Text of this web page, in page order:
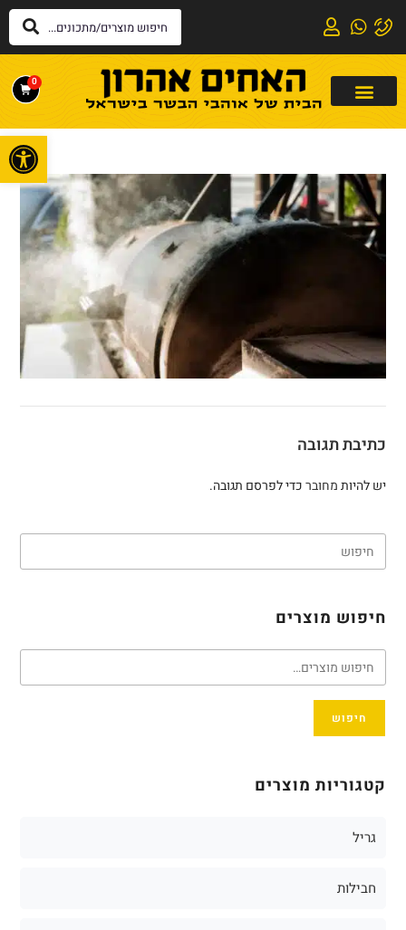
0
כתיבת תגובה
יש להיותמחוברכדי לפרסם תגובה.
חיפוש מוצרים
חיפוש
קטגוריות מוצרים
גריל
חבילות